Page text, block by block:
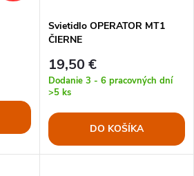
Svietidlo OPERATOR MT1
ČIERNE
19,50 €
Dodanie 3 - 6 pracovných dní
>5 ks
DO KOŠÍKA